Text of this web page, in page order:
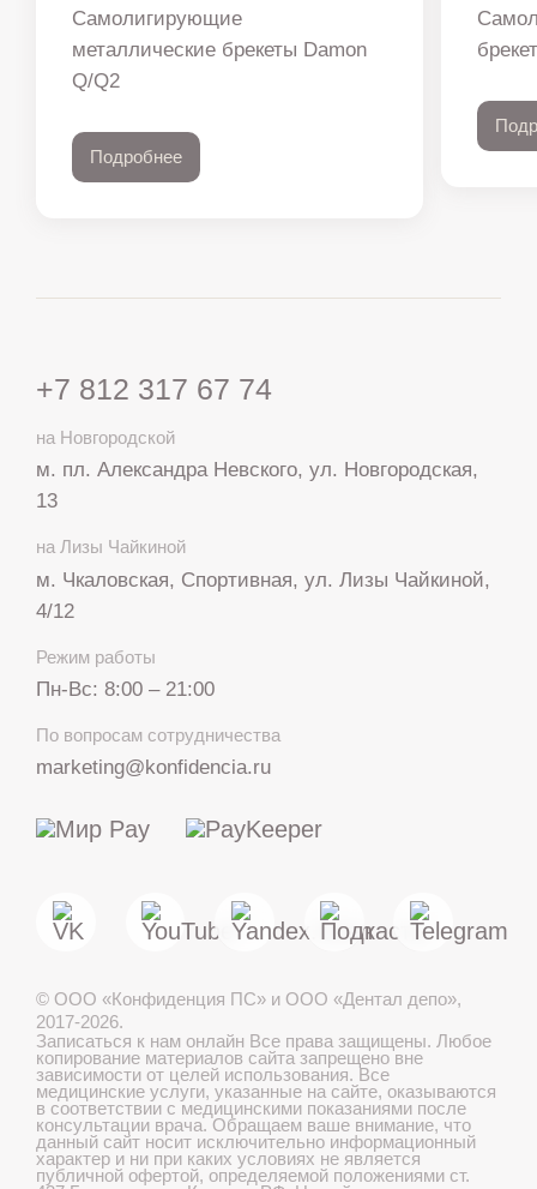
Самолигирующие
металлические брекеты Damon
Q/Q2
Подробнее
+7 812 317 67 74
на Новгородской
м. пл. Александра Невского, ул. Новгородская,
13
на Лизы Чайкиной
м. Чкаловская, Спортивная, ул. Лизы Чайкиной,
4/12
Режим работы
Пн-Вс: 8:00 – 21:00
По вопросам сотрудничества
marketing@konfidencia.ru
© ООО «Конфиденция ПС» и ООО «Дентал депо»,
2017-2026.
Записаться к нам онлайн Все права защищены. Любое
копирование материалов сайта запрещено вне
зависимости от целей использования. Все
медицинские услуги, указанные на сайте, оказываются
в соответствии с медицинскими показаниями после
консультации врача. Обращаем ваше внимание, что
данный сайт носит исключительно информационный
характер и ни при каких условиях не является
публичной офертой, определяемой положениями ст.
с 8:00 до 21:00
МАКС
Telegram
Записаться онлайн